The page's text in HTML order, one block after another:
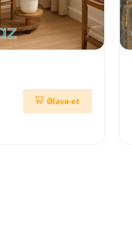
Əlavə et